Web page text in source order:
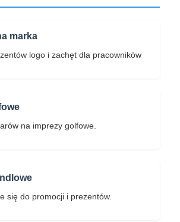
marka
logo i zachęt dla pracowników
na imprezy golfowe.
się do promocji i prezentów.